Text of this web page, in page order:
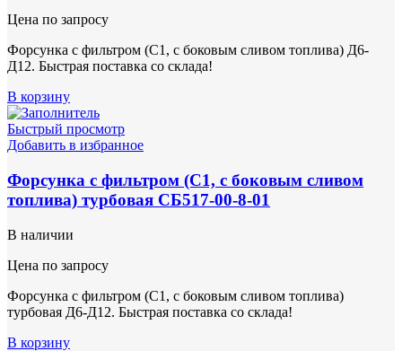
Цена по запросу
Форсунка с фильтром (С1, с боковым сливом топлива) Д6-
Д12. Быстрая поставка со склада!
В корзину
Быстрый просмотр
Добавить в избранное
Форсунка с фильтром (С1, с боковым сливом
топлива) турбовая СБ517-00-8-01
В наличии
Цена по запросу
Форсунка с фильтром (С1, с боковым сливом топлива)
турбовая Д6-Д12. Быстрая поставка со склада!
В корзину